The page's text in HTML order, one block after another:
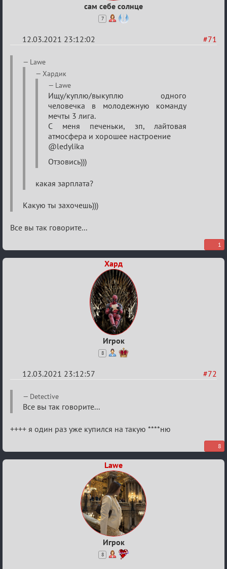
сам себе солнце
7
#71
12.03.2021 23:12:02
Re:
Разговоры
Lawe
Хардик
Lawe
Ищу/куплю/выкуплю одного
человечка в молодежную команду
мечты 3 лига.
С меня печеньки, зп, лайтовая
атмосфера и хорошее настроение
@ledylika
Отзовись)))
какая зарплата?
Какую ты захочешь)))
Все вы так говорите...
1
Хард
Игрок
8
#72
12.03.2021 23:12:57
Re:
Разговоры
XIX
ТПК.
Detective
Все вы так говорите...
++++ я один раз уже купился на такую ****ню
8
Lawe
Игрок
8